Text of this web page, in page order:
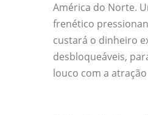
América do Norte.
frenético
custará o dinheiro
desbloqueáveis,
louco com a